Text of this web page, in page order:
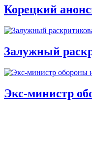
Корецкий
Залужный
Экс-министр